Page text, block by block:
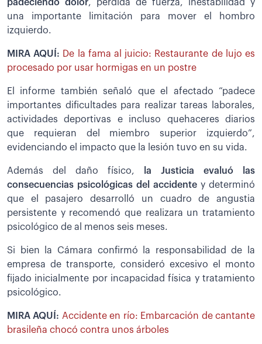
padeciendo dolor, pérdida de fuerza, inestabilidad y
una importante limitación para mover el hombro
izquierdo.
MIRA AQUÍ: De la fama al juicio: Restaurante de lujo es
procesado por usar hormigas en un postre
El informe también señaló que el afectado “padece
importantes dificultades para realizar tareas laborales,
actividades deportivas e incluso quehaceres diarios
que requieran del miembro superior izquierdo”,
evidenciando el impacto que la lesión tuvo en su vida.
Además del daño físico, la Justicia evaluó las
consecuencias psicológicas del accidente y determinó
que el pasajero desarrolló un cuadro de angustia
persistente y recomendó que realizara un tratamiento
psicológico de al menos seis meses.
Si bien la Cámara confirmó la responsabilidad de la
empresa de transporte, consideró excesivo el monto
fijado inicialmente por incapacidad física y tratamiento
psicológico.
MIRA AQUÍ: Accidente en río: Embarcación de cantante
brasileña chocó contra unos árboles